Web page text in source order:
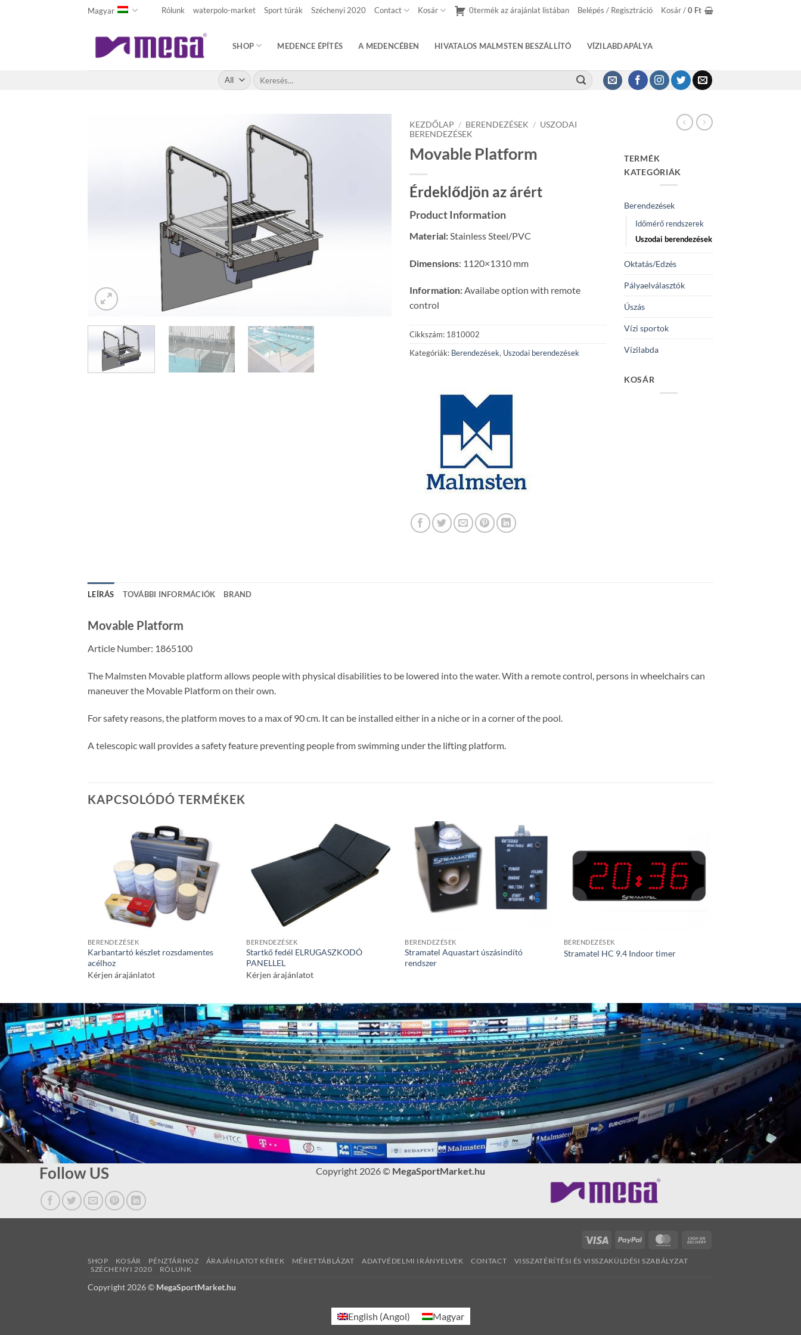
Magyar Rólunk waterpolo-market Sport túrák Széchenyi 2020 Contact Kosár 0termék az árajánlat listában Belépés / Regisztráció Kosár /0 Ft
SHOP MEDENCE ÉPÍTÉS A MEDENCÉBEN HIVATALOS MALMSTEN BESZÁLLÍTÓ VÍZILABDAPÁLYA
Keresés
a
KEZDŐLAP / BERENDEZÉSEK / USZODAI
BERENDEZÉSEK
Movable Platform
Érdeklődjön az árért
Product Information
Material:Stainless Steel/PVC
Dimensions: 1120×1310 mm
Information:Availabe option with remote
control
Cikkszám: 1810002
Kategóriák: Berendezések, Uszodai berendezések
TERMÉK
KATEGÓRIÁK
Berendezések
Időmérő rendszerek
Uszodai berendezések
Oktatás/Edzés
Pályaelválasztók
Úszás
Vízi sportok
Vízilabda
KOSÁR
LEÍRÁS TOVÁBBI INFORMÁCIÓK BRAND
Movable Platform
Article Number: 1865100
The Malmsten Movable platform allows people with physical disabilities to be lowered into the water. With a remote control, persons in wheelchairs can
maneuver the Movable Platform on their own.
For safety reasons, the platform moves to a max of 90 cm. It can be installed either in a niche or in a corner of the pool.
A telescopic wall provides a safety feature preventing people from swimming under the lifting platform.
KAPCSOLÓDÓ TERMÉKEK
BERENDEZÉSEK
Karbantartó készlet rozsdamentes
acélhoz
Kérjen árajánlatot
BERENDEZÉSEK
Startkő fedél ELRUGASZKODÓ
PANELLEL
Kérjen árajánlatot
BERENDEZÉSEK
Stramatel Aquastart úszásindító
rendszer
BERENDEZÉSEK
Stramatel HC 9.4 Indoor timer
Follow US Copyright 2026 © MegaSportMarket.hu
Visa PayPal MasterCard
SHOP KOSÁR PÉNZTÁRHOZ ÁRAJÁNLATOT KÉREK MÉRETTÁBLÁZAT ADATVÉDELMI IRÁNYELVEK CONTACT
VISSZATÉRÍTÉSI ÉS VISSZAKÜLDÉSI SZABÁLYZAT
SZÉCHENYI 2020
RÓLUNK
Copyright 2026 © MegaSportMarket.hu
English (Angol) Magyar